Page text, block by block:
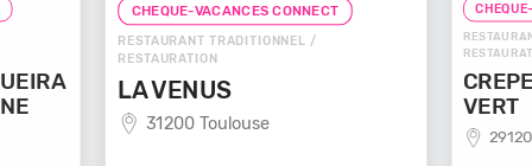
CHEQUE-VACANCES CONNECT
RESTAURANT TRADITIONNEL /
RESTAURATION
LA VENUS
31200 Toulouse
VERT